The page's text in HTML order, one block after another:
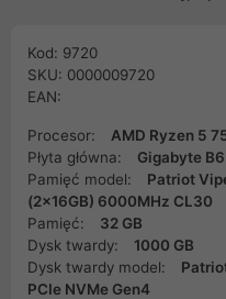
Kod: 9720
SKU: 0000009720
EAN:
Procesor:
AMD Ryzen 5
Płyta główna:
Gigabyte
Pamięć model:
Patriot
(2x16GB) 6000MHz CL30
Pamięć:
32 GB
Dysk twardy:
1000 GB
Dysk twardy model:
PCIe NVMe Gen4